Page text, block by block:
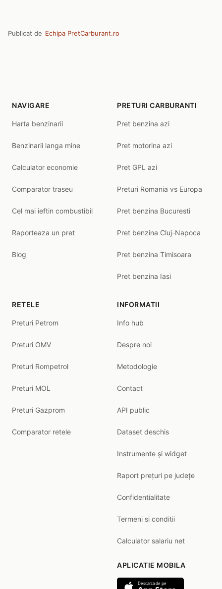
Publicat de Echipa PretCarburant.ro
NAVIGARE
Harta benzinarii
Benzinarii langa mine
Calculator economie
Comparator traseu
Cel mai ieftin combustibil
Raporteaza un pret
Blog
PRETURI CARBURANTI
Pret benzina azi
Pret motorina azi
Pret GPL azi
Preturi Romania vs Europa
Pret benzina Bucuresti
Pret benzina Cluj-Napoca
Pret benzina Timisoara
Pret benzina Iasi
RETELE
Preturi Petrom
Preturi OMV
Preturi Rompetrol
Preturi MOL
Preturi Gazprom
Comparator retele
INFORMATII
Info hub
Despre noi
Metodologie
Contact
API public
Dataset deschis
Instrumente și widget
Raport prețuri pe județe
Confidentialitate
Termeni si conditii
Calculator salariu net
APLICATIE MOBILA
Descarca de pe